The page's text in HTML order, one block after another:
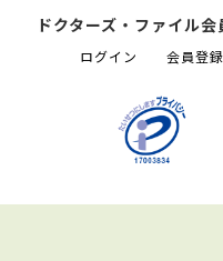
ドクターズ・ファイル会
ログイン 会員登録